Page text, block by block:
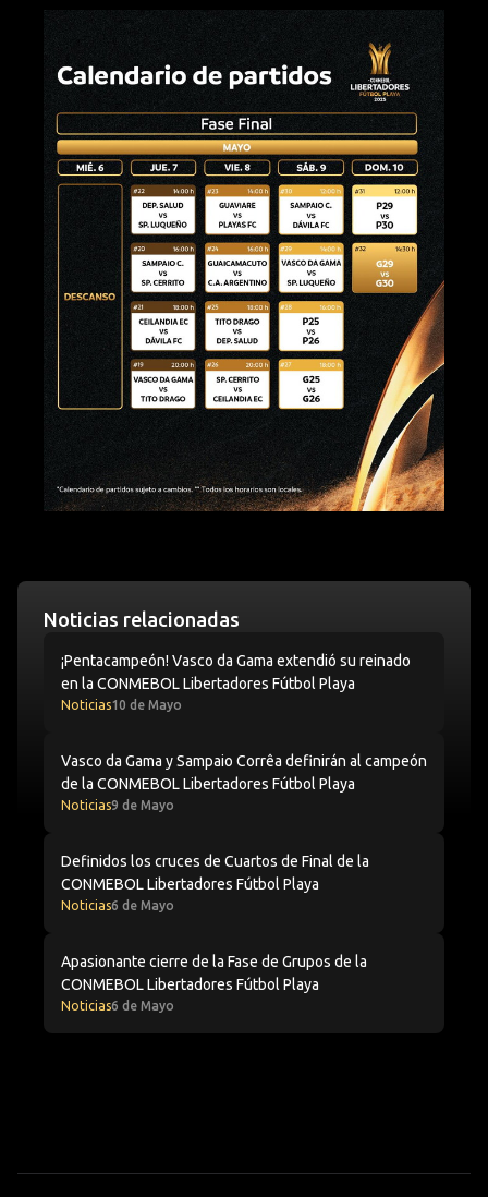
Imagen
Noticias relacionadas
¡Pentacampeón! Vasco da Gama extendió su reinado
en la CONMEBOL Libertadores Fútbol Playa
Noticias10 de Mayo
Vasco da Gama y Sampaio Corrêa definirán al campeón
de la CONMEBOL Libertadores Fútbol Playa
Noticias9 de Mayo
Definidos los cruces de Cuartos de Final de la
CONMEBOL Libertadores Fútbol Playa
Noticias6 de Mayo
Apasionante cierre de la Fase de Grupos de la
CONMEBOL Libertadores Fútbol Playa
Noticias6 de Mayo